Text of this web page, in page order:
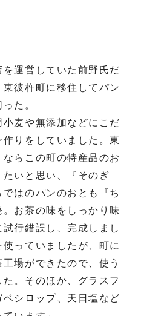
運営していた前野氏だ
彼杵町に移住してパン
た。
麦や無添加などにこだ
りをしていました。東
らこの町の特産品のお
いと思い、『そのぎ
はのパンのおとも『ち
お茶の味をしっかり味
行錯誤し、完成しまし
っていましたが、町に
場ができたので、使う
。そのほか、グラスフ
シロップ、天日塩など